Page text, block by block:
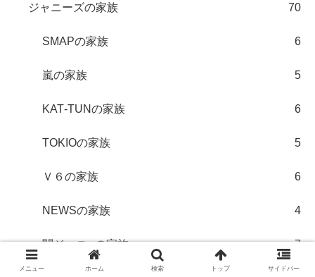
ジャニーズの家族 70
SMAPの家族 6
嵐の家族 5
KAT‐TUNの家族 6
TOKIOの家族 5
Ｖ６の家族 6
NEWSの家族 4
関ジャニ∞の家族 7
メニュー ホーム 検索 トップ サイドバー